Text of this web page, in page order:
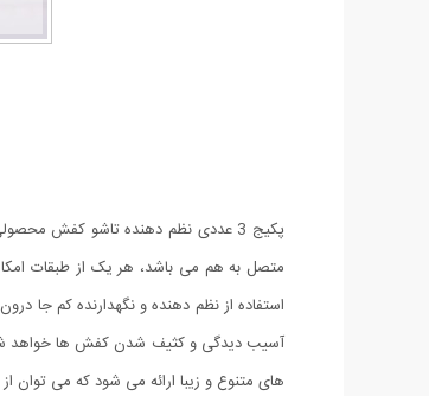
پکیج 3 عددی نظم دهنده تاشو کفش
متصل به هم می باشد، هر یک از طبقات
استفاده از نظم دهنده و نگهدارنده کم جا
های متنوع و زیبا ارائه می شود که می توان